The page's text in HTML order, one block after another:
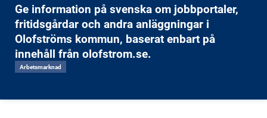
Ge information på svenska om jobbportaler,
fritidsgårdar och andra anläggningar i
Olofströms kommun, baserat enbart på
innehåll från olofstrom.se.
Arbetsmarknad